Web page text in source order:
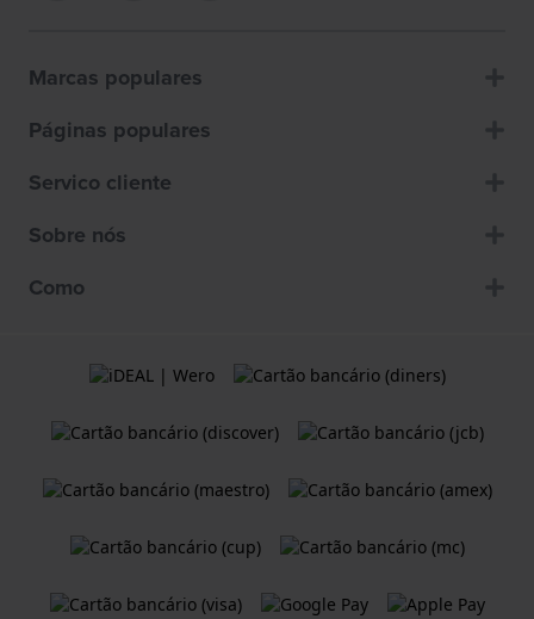
Marcas populares
Páginas populares
Servico cliente
Sobre nós
Como